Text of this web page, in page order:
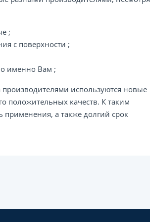
;
с поверхности ;
именно Вам ;
используются новые
положительных качеств. К таким
применения, а также долгий срок